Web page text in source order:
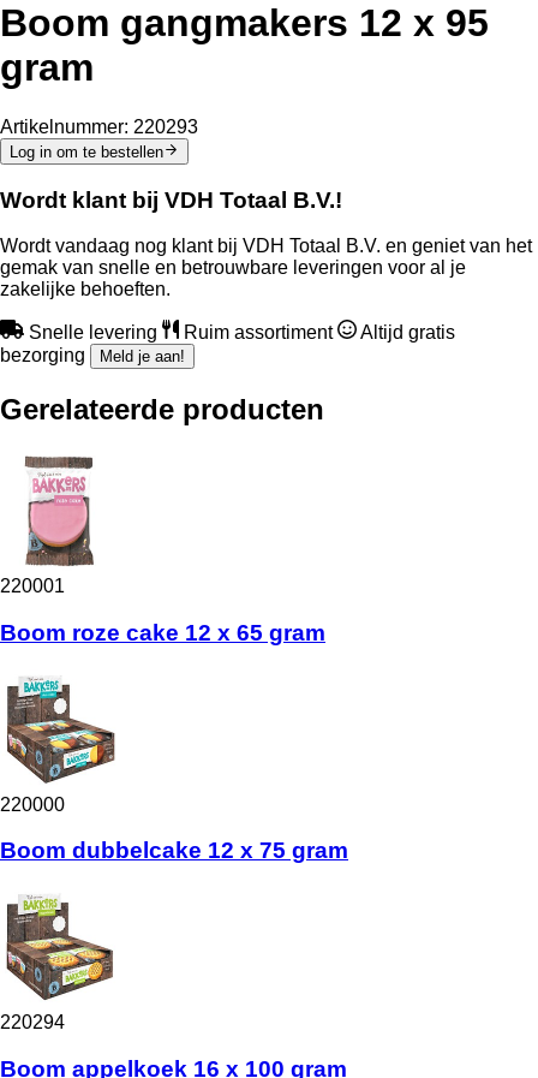
Boom gangmakers 12 x 95
gram
Artikelnummer: 220293
Log in om te bestellen
Wordt klant bij VDH Totaal B.V.!
Wordt vandaag nog klant bij VDH Totaal B.V. en geniet van het
gemak van snelle en betrouwbare leveringen voor al je
zakelijke behoeften.
Snelle levering Ruim assortiment
Altijd gratis
bezorging
Meld je aan!
Gerelateerde producten
220001
Boom roze cake 12 x 65 gram
220000
Boom dubbelcake 12 x 75 gram
220294
Boom appelkoek 16 x 100 gram